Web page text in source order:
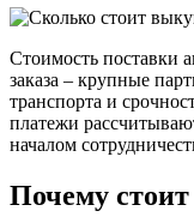
Стоимость поставки
заказа – крупные
транспорта и
платежи
началом
Почему